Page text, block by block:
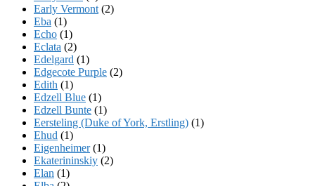
Early Vermont (2)
Eba (1)
Echo (1)
Eclata (2)
Edelgard (1)
Edgecote Purple (2)
Edith (1)
Edzell Blue (1)
Edzell Bunte (1)
Eersteling (Duke of York, Erstling) (1)
Ehud (1)
Eigenheimer(1)
Ekaterininskiy (2)
Elan (1)